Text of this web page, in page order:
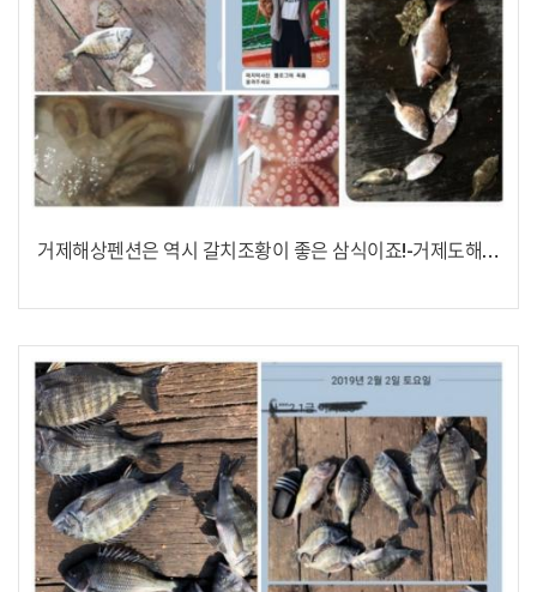
거제해상펜션은 역시 갈치조황이 좋은 삼식이죠!-거제도해상콘도